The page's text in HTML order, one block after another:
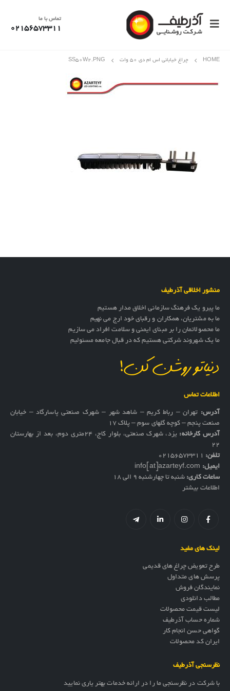
تماس با ما
02156573311
HOME چراغ خیابانی اس ام دی 50 وات SS۵۰W۲.PNG
منشور اخلاقی آذرطیف
ما پیرو یک فرهنگ سازمانی اخلاق مدار هستیم
ما به مشتریان، همکاران و رقبای خود ارج می نهیم
ما محصولاتمان را بر مبنای ایمنی و سلامت افراد می سازیم
ما یک شهروند شرکتی هستیم که در قبال جامعه مسئولیم
دنیاتو روشن کن!
اطلاعات تماس
آدرس: تهران – رباط کریم – شاهد شهر – شهرک صنعتی پاسارگاد – خیابان
صنعت پنجم – کوچه گلهای سوم – پلاک 17
آدرس کارخانه:
یزد، شهرک صنعتی، بلوار کاج، ۲۴متری دوم، بعد از بهارستان
۲۲
تلفن: 02156573311
ایمیل: info[at]azarteyf.com
ساعات کاری: شنبه تا چهارشنبه 9 الی 18
اطلاعات بیشتر
لینک های مفید
طرح تعویض چراغ های قدیمی
پرسش های متداول
نمایندگان فروش
مطالب دانلودی
لیست قیمت محصولات
شماره حساب آذرطیف
گواهی حسن انجام کار
ایران کد محصولات
نظرسنجی آذرطیف
با شرکت در نظرسنجی ما را در ارائه خدمات بهتر یاری نمایید